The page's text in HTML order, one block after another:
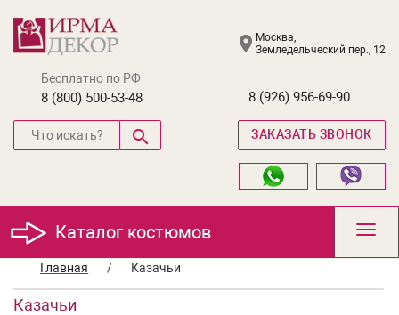
Москва,
Земледельческий пер., 12
Бесплатно по РФ
8 (800) 500-53-48 8 (926) 956-69-90
ЗАКАЗАТЬ ЗВОНОК
Каталог костюмов
Главная
/ Казачьи
Казачьи